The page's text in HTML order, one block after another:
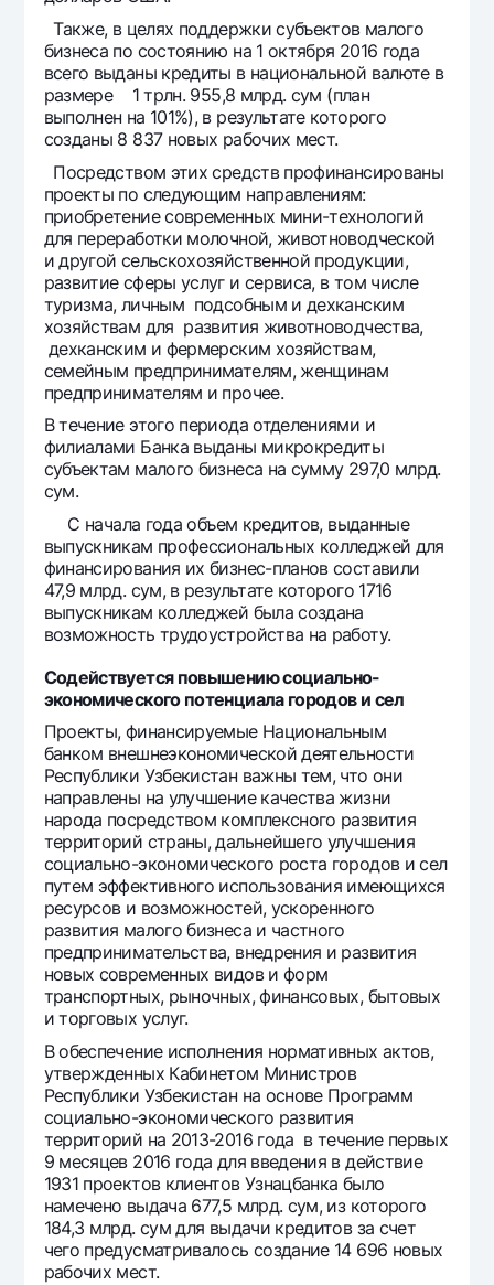
Также, в целях поддержки субъектов малого
бизнеса по состоянию на 1 октября 2016 года
всего выданы кредиты в национальной валюте в
размере 1 трлн. 955,8 млрд. сум (план
выполнен на 101%), в результате которого
созданы 8 837 новых рабочих мест.
Посредством этих средств профинансированы
проекты по следующим направлениям:
приобретение современных мини-технологий
для переработки молочной, животноводческой
и другой сельскохозяйственной продукции,
развитие сферы услуг и сервиса, в том числе
туризма, личным подсобным и дехканским
хозяйствам для развития животноводчества,
дехканским и фермерским хозяйствам,
семейным предпринимателям, женщинам
предпринимателям и прочее.
В течение этого периода отделениями и
филиалами Банка выданы микрокредиты
субъектам малого бизнеса на сумму 297,0 млрд.
сум.
С начала года объем кредитов, выданные
выпускникам профессиональных колледжей для
финансирования их бизнес-планов составили
47,9 млрд. сум, в результате которого 1716
выпускникам колледжей была создана
возможность трудоустройства на работу.
Содействуется повышению социально-
экономического потенциала городов и сел
Проекты, финансируемые Национальным
банком внешнеэкономической деятельности
Республики Узбекистан важны тем, что они
направлены на улучшение качества жизни
народа посредством комплексного развития
территорий страны, дальнейшего улучшения
социально-экономического роста городов и сел
путем эффективного использования имеющихся
ресурсов и возможностей, ускоренного
развития малого бизнеса и частного
предпринимательства, внедрения и развития
новых современных видов и форм
транспортных, рыночных, финансовых, бытовых
и торговых услуг.
В обеспечение исполнения нормативных актов,
утвержденных Кабинетом Министров
Республики Узбекистан на основе Программ
социально-экономического развития
территорий на 2013-2016 года в течение первых
9 месяцев 2016 года для введения в действие
1931 проектов клиентов Узнацбанка было
намечено выдача 677,5 млрд. сум, из которого
184,3 млрд. сум для выдачи кредитов за счет
чего предусматривалось создание 14 696 новых
рабочих мест.